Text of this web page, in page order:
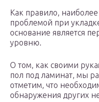
Как правило,
проблемой при
основание является
уровню.
О том, как своими
пол под ламинат, мы
отметим, что
обнаружения других